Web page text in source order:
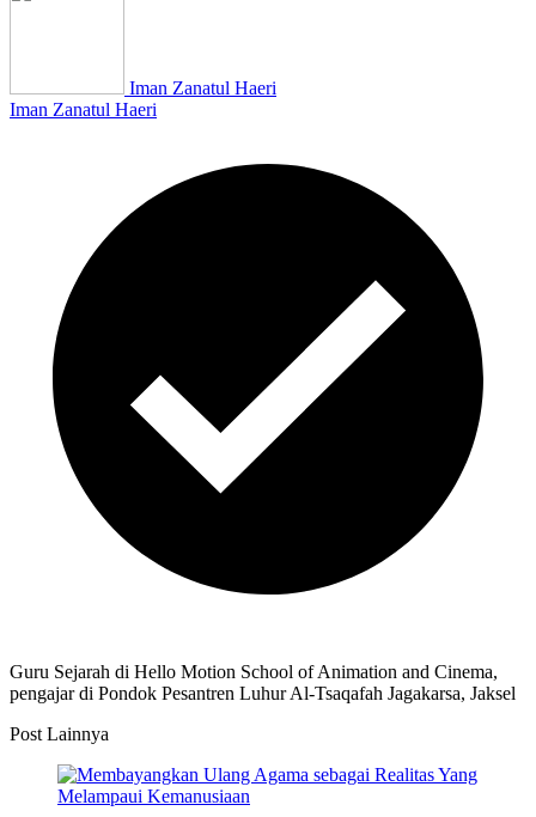
Iman Zanatul Haeri
Iman Zanatul Haeri
Guru Sejarah di Hello Motion School of Animation and Cinema,
pengajar di Pondok Pesantren Luhur Al-Tsaqafah Jagakarsa, Jaksel
Post Lainnya